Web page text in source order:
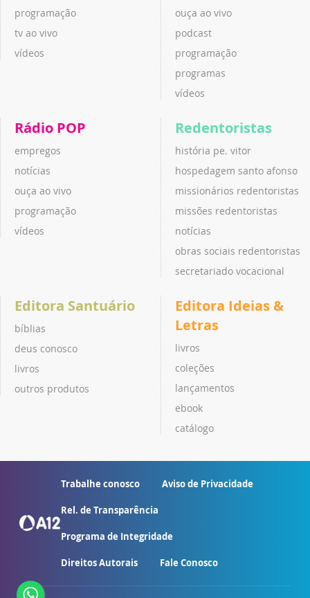
programação
tv ao vivo
vídeos
ouça ao vivo
podcast
programação
programas
vídeos
Rádio POP
empregos
notícias
ouça ao vivo
programação
vídeos
Redentoristas
história pe. vitor
hospedagem santo afonso
missionários redentoristas
missões redentoristas
notícias
obras sociais redentoristas
secretariado vocacional
Editora Santuário
bíblias
deus conosco
livros
outros produtos
Editora Ideias &
Letras
livros
coleções
lançamentos
ebook
catálogo
Trabalhe conosco Aviso de Privacidade
Rel. de Transparência
Programa de Integridade
Direitos Autorais Fale Conosco